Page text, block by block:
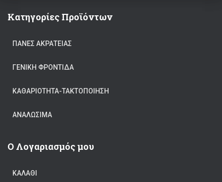
Κατηγορίες Προϊόντων
ΠΆΝΕΣ ΑΚΡΆΤΕΙΑΣ
ΓΕΝΙΚΉ ΦΡΟΝΤΊΔΑ
ΚΑΘΑΡΙΟΤΗΤΑ-ΤΑΚΤΟΠΟΙΗΣΗ
ΑΝΑΛΏΣΙΜΑ
Ο Λογαριασμός μου
ΚΑΛΆΘΙ